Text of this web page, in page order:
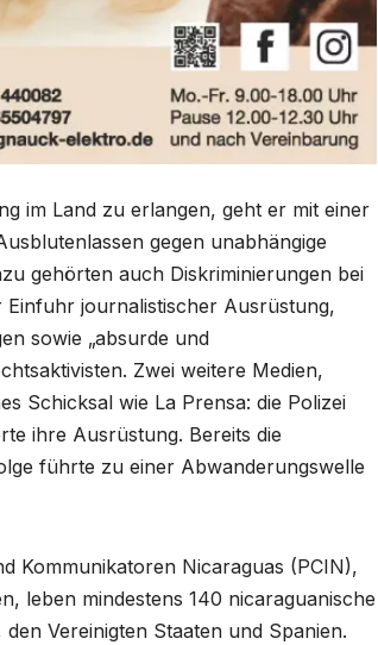
im Land zu erlangen, geht er mit einer
gegen unabhängige
gehörten auch Diskriminierungen bei
journalistischer Ausrüstung,
sowie „absurde und
Zwei weitere Medien,
Schicksal wie La Prensa: die Polizei
ihre Ausrüstung. Bereits die
führte zu einer Abwanderungswelle
Kommunikatoren Nicaraguas (PCIN),
leben mindestens 140 nicaraguanische
Vereinigten Staaten und Spanien.